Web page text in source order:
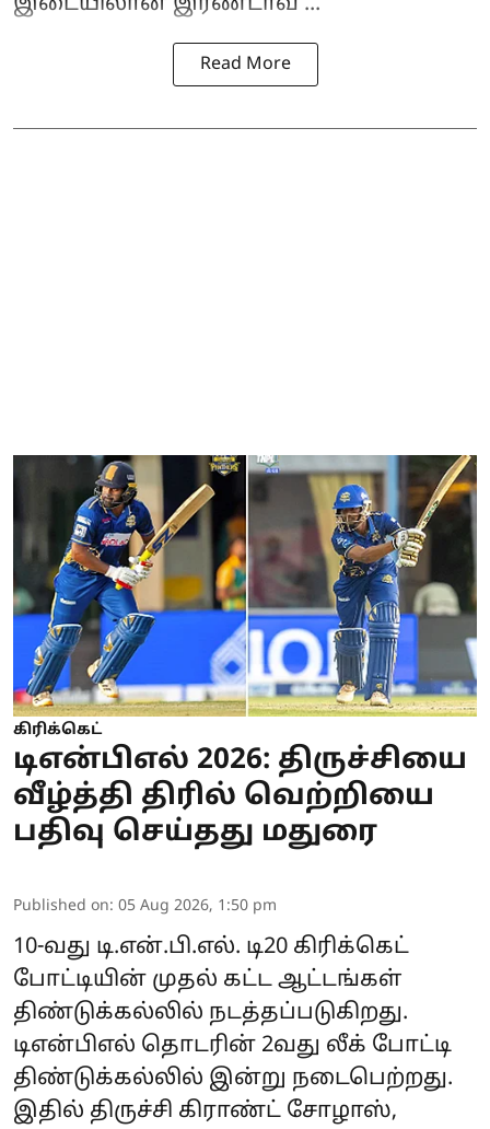
Read More
கிரிக்கெட்
டிஎன்பிஎல் 2026: திருச்சியை
வீழ்த்தி திரில் வெற்றியை
பதிவு செய்தது மதுரை
Published on: 05 Aug 2026, 1:50 pm
10-வது டி.என்.பி.எல். டி20 கிரிக்கெட்
போட்டியின் முதல் கட்ட ஆட்டங்கள்
திண்டுக்கல்லில் நடத்தப்படுகிறது.
டிஎன்பிஎல் தொடரின் 2வது லீக் போட்டி
திண்டுக்கல்லில் இன்று நடைபெற்றது.
இதில் திருச்சி கிராண்ட் சோழாஸ்,